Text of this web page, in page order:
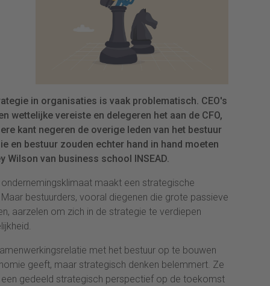
in organisaties is vaak problematisch. CEO's
wettelijke vereiste en delegeren het aan de CFO,
kant negeren de overige leden van het bestuur
en bestuur zouden echter hand in hand moeten
Wilson van business school INSEAD.
maakt een strategische
bestuurders, vooral diegenen die grote passieve
aarzelen om zich in de strategie te verdiepen
met het bestuur op te bouwen
geeft, maar strategisch denken belemmert. Ze
gedeeld strategisch perspectief op de toekomst